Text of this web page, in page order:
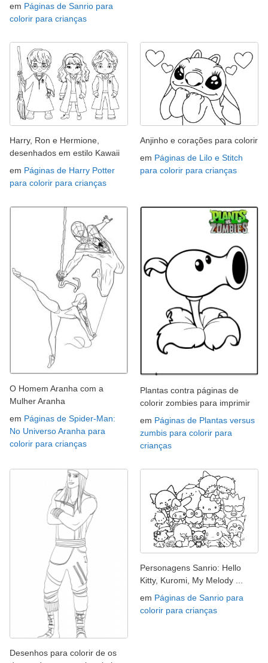
em Páginas de Sanrio para
colorir para crianças
Harry, Ron e Hermione,
desenhados em estilo Kawaii
em Páginas de Harry Potter
para colorir para crianças
Anjinho e corações para colorir
em Páginas de Lilo e Stitch
para colorir para crianças
O Homem Aranha com a
Mulher Aranha
em Páginas de Spider-Man:
No Universo Aranha para
colorir para crianças
Plantas contra páginas de
colorir zombies para imprimir
em Páginas de Plantas versus
zumbis para colorir para
crianças
Desenhos para colorir de os
Personagens Sanrio: Hello
Kitty, Kuromi, My Melody ...
em Páginas de Sanrio para
colorir para crianças